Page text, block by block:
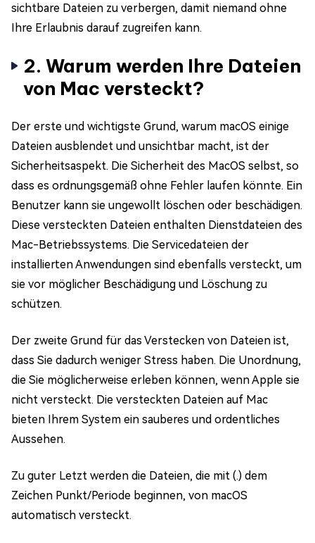
sichtbare Dateien zu verbergen, damit niemand ohne
Ihre Erlaubnis darauf zugreifen kann.
2. Warum werden Ihre Dateien
von Mac versteckt?
Der erste und wichtigste Grund, warum macOS einige
Dateien ausblendet und unsichtbar macht, ist der
Sicherheitsaspekt. Die Sicherheit des MacOS selbst, so
dass es ordnungsgemäß ohne Fehler laufen könnte. Ein
Benutzer kann sie ungewollt löschen oder beschädigen.
Diese versteckten Dateien enthalten Dienstdateien des
Mac-Betriebssystems. Die Servicedateien der
installierten Anwendungen sind ebenfalls versteckt, um
sie vor möglicher Beschädigung und Löschung zu
schützen.
Der zweite Grund für das Verstecken von Dateien ist,
dass Sie dadurch weniger Stress haben. Die Unordnung,
die Sie möglicherweise erleben können, wenn Apple sie
nicht versteckt. Die versteckten Dateien auf Mac
bieten Ihrem System ein sauberes und ordentliches
Aussehen.
Zu guter Letzt werden die Dateien, die mit (.) dem
Zeichen Punkt/Periode beginnen, von macOS
automatisch versteckt.